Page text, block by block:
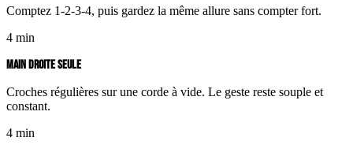
Comptez 1-2-3-4, puis gardez la même allure sans compter fort.
4 min
MAIN DROITE SEULE
Croches régulières sur une corde à vide. Le geste reste souple et
constant.
4 min